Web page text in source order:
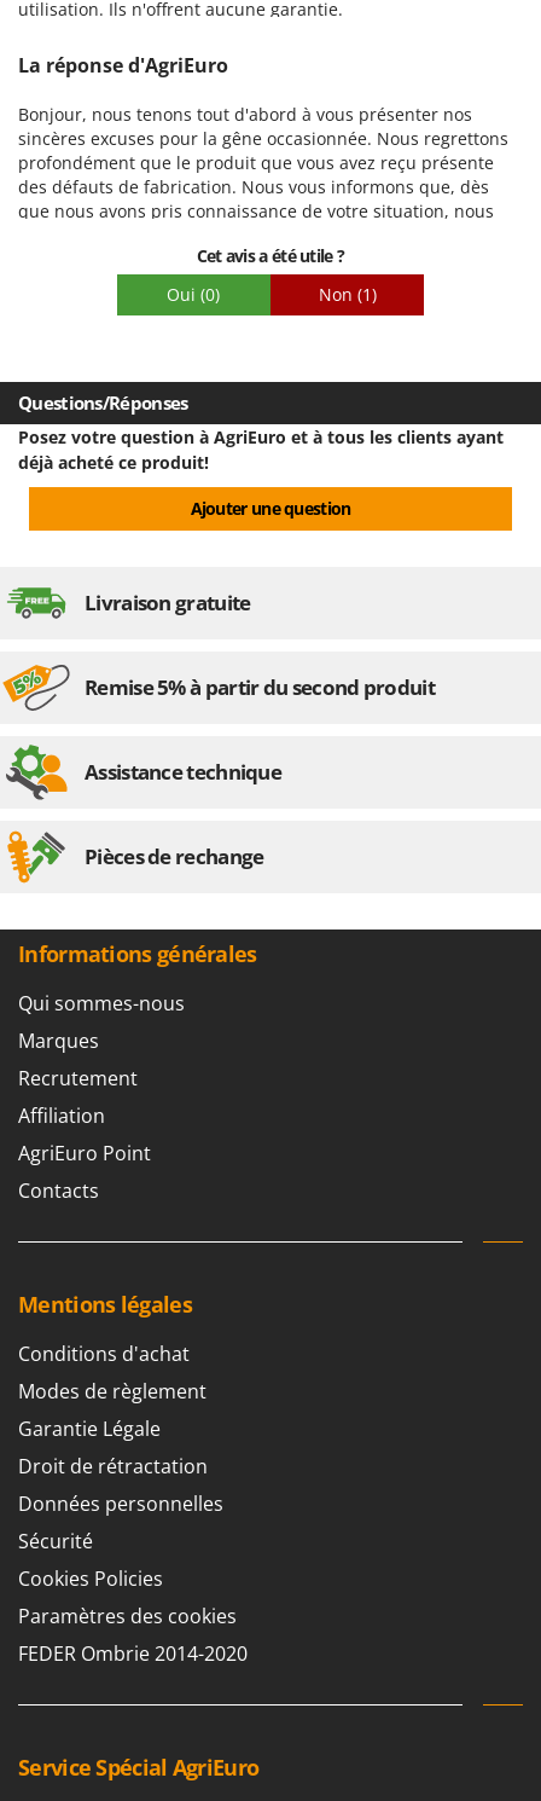
Emballage
utilisation. Ils n'offrent aucune garantie.
La réponse d'AgriEuro
Bonjour, nous tenons tout d'abord à vous présenter nos
sincères excuses pour la gêne occasionnée. Nous regrettons
profondément que le produit que vous avez reçu présente
des défauts de fabrication. Nous vous informons que, dès
que nous avons pris connaissance de votre situation, nous
actions nécessaires pour vous proposer une solution rapide
et adaptée. Nous avons donc récupéré l'article et vous en
avons envoyé un nouveau. Nous vous remercions de votre
Cordialement, l'équipe AgriEuro.es.
Cet avis a été utile ?
Oui (0) Non (1)
Questions/Réponses
Posez votre question à AgriEuro et à tous les clients ayant
déjà acheté ce produit!
Ajouter une question
Livraison gratuite
Remise 5% à partir du second produit
Assistance technique
Pièces de rechange
Informations générales
Qui sommes-nous
Marques
Recrutement
Affiliation
AgriEuro Point
Contacts
Mentions légales
Conditions d'achat
Modes de règlement
Garantie Légale
Droit de rétractation
Données personnelles
Sécurité
Cookies Policies
Paramètres des cookies
FEDER Ombrie 2014-2020
Service Spécial AgriEuro